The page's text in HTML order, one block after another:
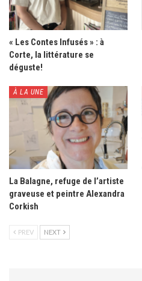
« Les Contes Infusés » : à
Corte, la littérature se
déguste!
À LA UNE
La Balagne, refuge de l’artiste
graveuse et peintre Alexandra
Corkish
PREV NEXT